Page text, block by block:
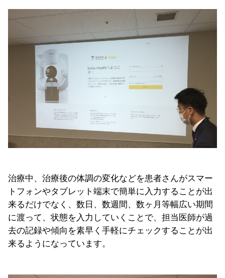
治療中、治療後の体調の変化などを患者さんがスマー
トフォンやタブレット端末で簡単に入力することが出
来るだけでなく、数日、数週間、数ヶ月等幅広い期間
に渡って、状態を入力していくことで、担当医師が過
去の記録や傾向を素早く手軽にチェックすることが出
来るようになっています。